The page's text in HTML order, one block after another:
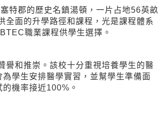
特郡的歷史名鎮湯頓，一片占地56英畝
面的升學路徑和課程，光是課程體系
職業課程供學生選擇。
和推崇。該校十分重視培養學生的醫
學生安排醫學實習，並幫學生準備面
機率接近100%。